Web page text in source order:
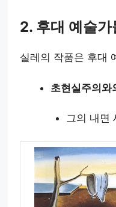
2. 후대 예술
실레의 작품은 후대
초현실주의와
그의 내면